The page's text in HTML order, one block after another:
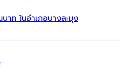
าท ในอำเภอบางละมุง